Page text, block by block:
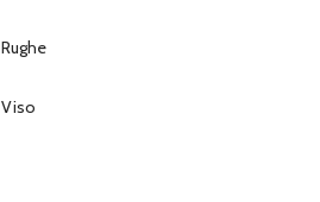
Rughe
Viso